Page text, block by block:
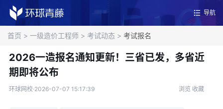
导航
首页 > 一级造价工程师 > 考试动态 > 考试报名
2026一造报名通知更新！三省已发，多省近
期即将公布
环球网校·2026-07-07 15:17:39 浏览 收藏